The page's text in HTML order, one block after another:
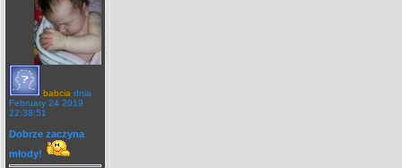
babcia dnia
February 24 2019
22:38:51
Dobrze zaczyna
młody!